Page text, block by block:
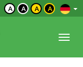
A A A A